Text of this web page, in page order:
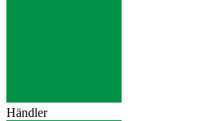
Händler